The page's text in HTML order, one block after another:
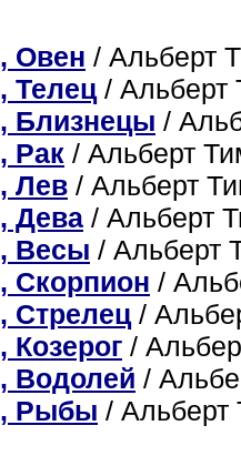
Овен / Альберт
Телец/ Альберт
Близнецы /
Рак / Альберт
Лев / Альберт
Дева / Альберт
Весы / Альберт
Скорпион /
Стрелец/
Козерог /
Водолей /
Рыбы /